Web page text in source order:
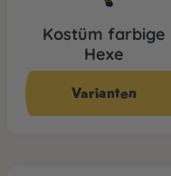
Kostüm farbige
Hexe
CHF 29.90* CHF 39.90*
Varianten